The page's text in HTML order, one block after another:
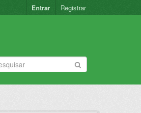
Entrar Registrar